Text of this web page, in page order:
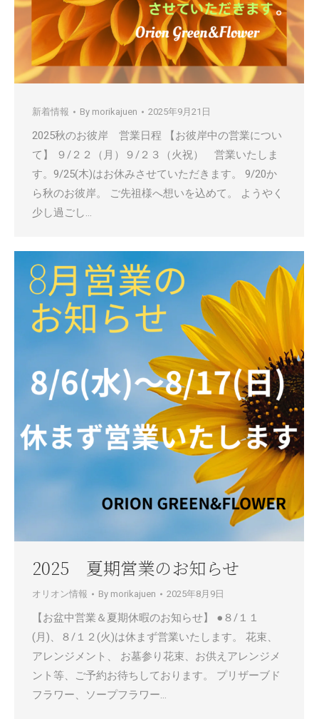
新着情報 By morikajuen 2025年9月21日
2025秋のお彼岸 営業日程 【お彼岸中の営業につい
て】 ９/２２（月）９/２３（火祝） 営業いたしま
す。9/25(木)はお休みさせていただきます。 9/20か
ら秋のお彼岸。 ご先祖様へ想いを込めて。 ようやく
少し過ごし…
2025 夏期営業のお知らせ
オリオン情報 By morikajuen 2025年8月9日
【お盆中営業＆夏期休暇のお知らせ】 ●８/１１
(月)、８/１２(火)は休まず営業いたします。 花束、
アレンジメント、 お墓参り花束、お供えアレンジメ
ント等、ご予約お待ちしております。 プリザーブド
フラワー、ソープフラワー…